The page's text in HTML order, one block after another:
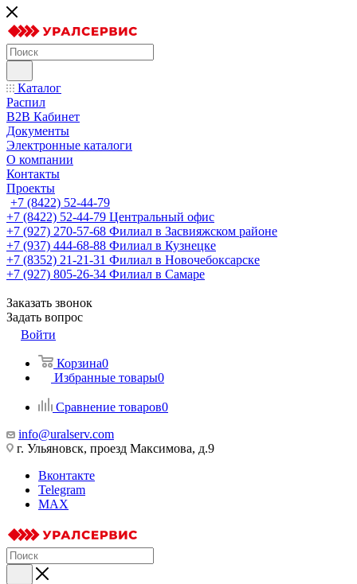
Каталог
Распил
B2B Кабинет
Документы
Электронные каталоги
О компании
Контакты
Проекты
+7 (8422) 52-44-79
+7 (8422) 52-44-79 Центральный офис
+7 (927) 270-57-68 Филиал в Засвияжском районе
+7 (937) 444-68-88 Филиал в Кузнецке
+7 (8352) 21-21-31 Филиал в Новочебоксарске
+7 (927) 805-26-34 Филиал в Самаре
Заказать звонок
Задать вопрос
Войти
Корзина0
Избранные товары0
Сравнение товаров0
info@uralserv.com
г. Ульяновск, проезд Максимова, д.9
Вконтакте
Telegram
MAX